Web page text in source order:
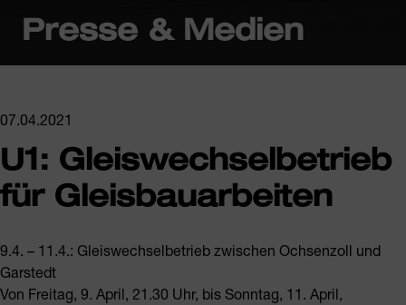
Presse & Medien
07.04.2021
U1: Gleiswechselbetrieb
für Gleisbauarbeiten
9.4. – 11.4.: Gleiswechselbetrieb zwischen Ochsenzoll und
Garstedt
Von Freitag, 9. April, 21.30 Uhr, bis Sonntag, 11. April,